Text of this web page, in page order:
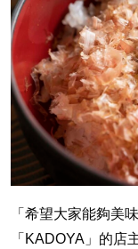
「希望大家能夠美
「KADOYA」的店